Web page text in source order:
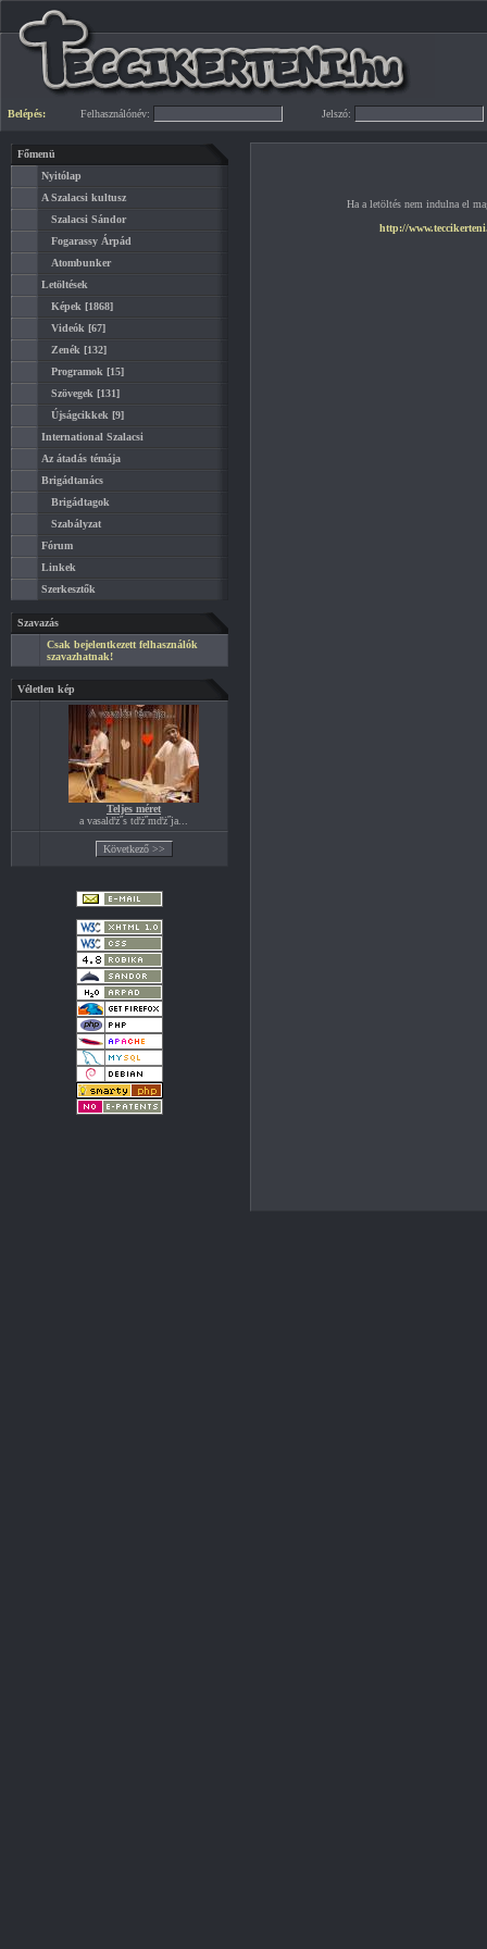
Belépés: Felhasználónév: Jelszó:
Főmenü
Nyitólap
A Szalacsi kultusz
Szalacsi Sándor
Fogarassy Árpád
Atombunker
Letöltések
Képek [1868]
Videók [67]
Zenék [132]
Programok [15]
Szövegek [131]
Újságcikkek [9]
International Szalacsi
Az átadás témája
Brigádtanács
Brigádtagok
Szabályzat
Fórum
Linkek
Szerkesztők
Szavazás
Csak bejelentkezett felhasználók
szavazhatnak!
Véletlen kép
Teljes méret
a vasalďż˝s tďż˝mďż˝ja...
Ha a letöltés nem indulna el
http://